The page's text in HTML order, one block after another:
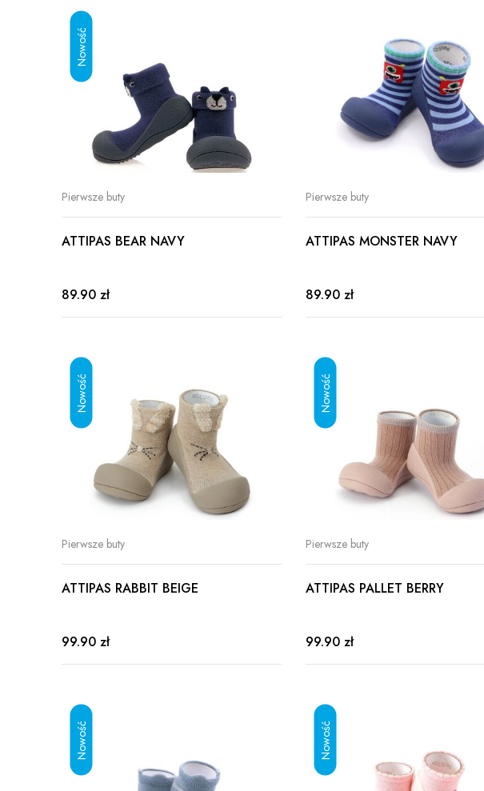
Pierwsze buty
ATTIPAS BEAR NAVY
89.90 zł
Pierwsze buty
ATTIPAS MONSTER NAVY
89.90 zł
Pierwsze buty
ATTIPAS RABBIT BEIGE
99.90 zł
Pierwsze buty
ATTIPAS PALLET BERRY
99.90 zł